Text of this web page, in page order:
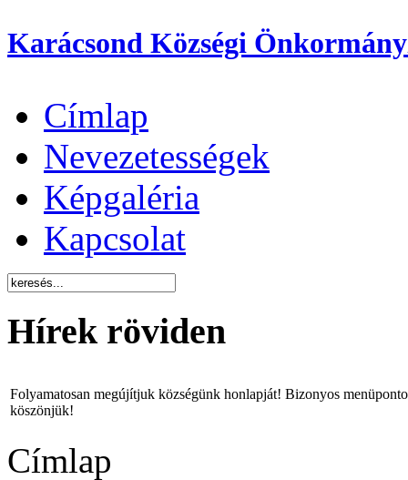
Karácsond Községi
Címlap
Nevezetességek
Képgaléria
Kapcsolat
Hírek röviden
Folyamatosan megújítjuk községünk honlapját! Bizonyos
köszönjük!
Címlap